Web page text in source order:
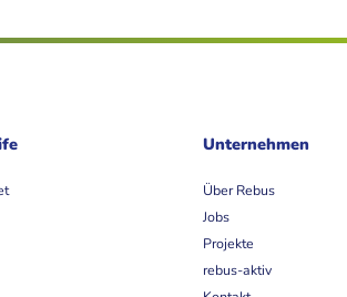
Unternehmen
Über Rebus
Jobs
Projekte
rebus-aktiv